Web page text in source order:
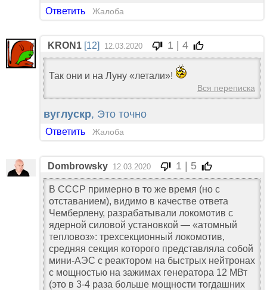
Ответить Жалоба
KRON1 [12] 12.03.2020 1 | 4
Так они и на Луну «летали»!
Вся переписка
вуглускр, Это точно
Ответить Жалоба
Dombrowsky 12.03.2020 1 | 5
В СССР примерно в то же время (но с
отставанием), видимо в качестве ответа
Чемберлену, разрабатывали локомотив с
ядерной силовой установкой — «атомный
тепловоз»: трехсекционный локомотив,
средняя секция которого представляла собой
мини-АЭС с реактором на быстрых нейтронах
с мощностью на зажимах генератора 12 МВт
(это в 3-4 раза больше мощности тогдашних